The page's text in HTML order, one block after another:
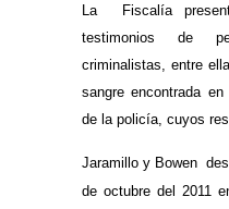
La Fiscalía
testimonios de
criminalistas, entre
sangre encontrada
de la policía, cuyos
Jaramillo y Bowen
de octubre del 2011